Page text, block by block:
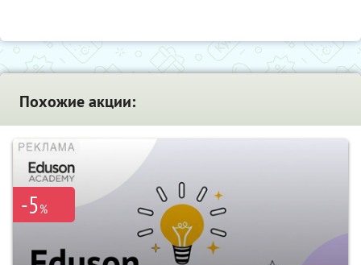
Похожие акции:
-5%